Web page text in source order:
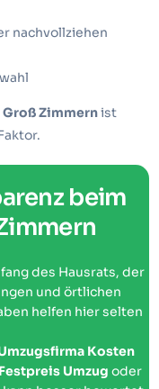
nachvollziehen
Zimmernist
beim
des Hausrats, der
und örtlichen
helfen hier selten
Kosten
Festpreis Umzug oder